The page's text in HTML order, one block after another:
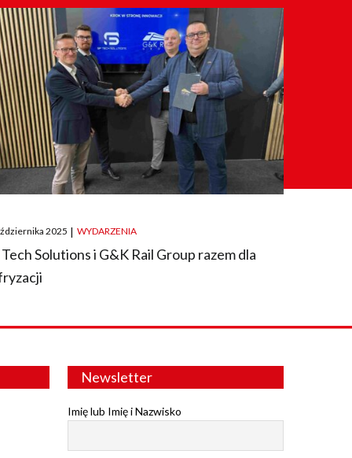
2025 | WYDARZENIA
Tech Solutions i G&K Rail Group razem dla
Newsletter
Imię lub Imię i Nazwisko